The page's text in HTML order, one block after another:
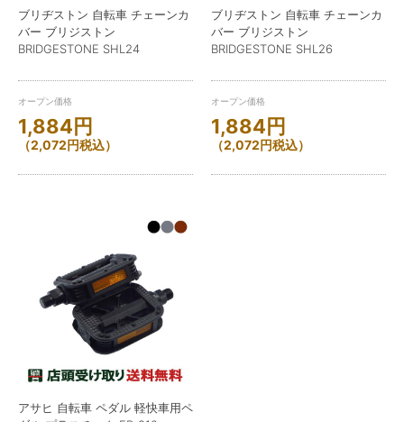
ブリヂストン 自転車 チェーンカ
バー ブリジストン
BRIDGESTONE SHL24
オープン価格
1,884円
（2,072円税込）
ブリヂストン 自転車 チェーンカ
バー ブリジストン
BRIDGESTONE SHL26
オープン価格
1,884円
（2,072円税込）
アサヒ 自転車 ペダル 軽快車用ペ